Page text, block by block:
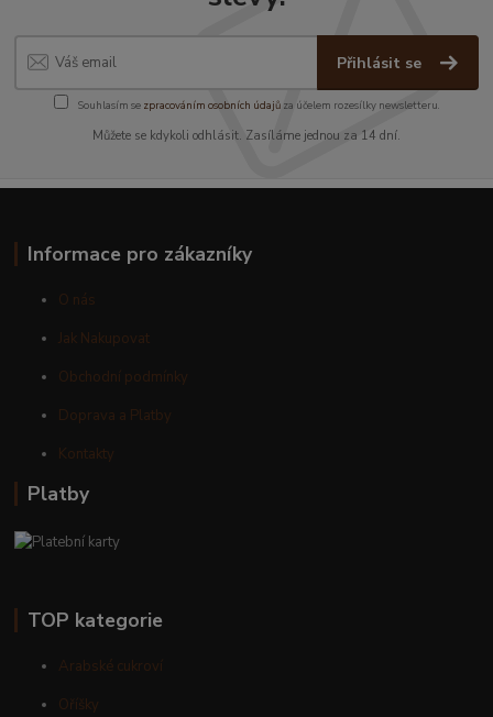
Přihlásit se
Souhlasím se zpracováním osobních údajůza účelem rozesílky newsletteru.
Můžete se kdykoli odhlásit. Zasíláme jednou za 14 dní.
Informace pro zákazníky
O nás
Jak Nakupovat
Obchodní podmínky
Doprava a Platby
Kontakty
Platby
TOP kategorie
Arabské cukroví
Oříšky